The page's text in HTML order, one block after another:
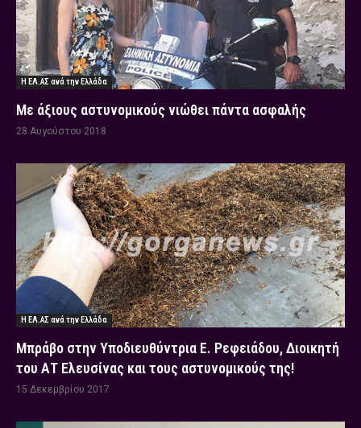
Η ΕΛ.ΑΣ ανά την Ελλάδα
Με άξιους αστυνομικούς νιώθει πάντα ασφαλής
28 Αυγούστου 2018
Η ΕΛ.ΑΣ ανά την Ελλάδα
Μπράβο στην Υποδιευθύντρια Ε. Ρεφειάδου, Διοικητή
του ΑΤ Ελευσίνας και τους αστυνομικούς της!
15 Δεκεμβρίου 2017